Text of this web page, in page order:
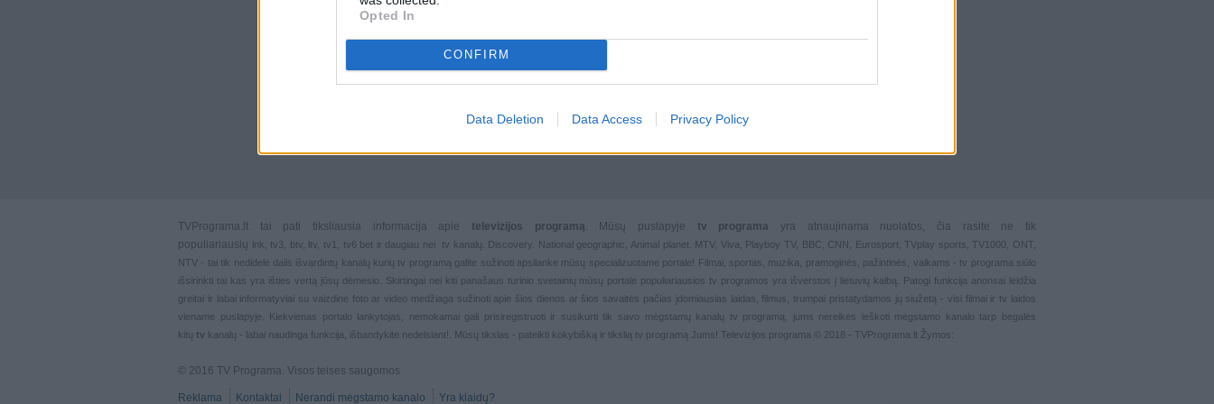
Opted In
CONFIRM
Data Deletion Data Access Privacy Policy
TVPrograma.lt tai pati tiksliausia informacija apie televizijos programą. Mūsų puslapyje tv programa
yra atnaujinama nuolatos, čia rasite ne tik
populiariausių lnk tv3 btv, ltv tv1 tv6 bet ir daugiau nei tv kanalų. Discovery. National geographic, Animal planet. MTV, Viva, Playboy TV, BBC, CNN, Eurosport, TVplay sports , TV1000, ONT,
NTV - tai tik nedidelė dalis išvardintų kanalų kurių tv programą galite sužinoti apsilanke mūsų specializuotame portale! Filmai, sportas muzika pramoginės pažintinės vaikams - tv programa siūlo
išsirinkti tai kas yra išties vertą jūsų dėmesio. Skirtingai nei kiti panašaus turinio svetainių mūsų portale populiariausios tv programos yra išverstos į lietuvių kalbą. Patogi funkcija anonsai leidžia
greitai ir labai informatyviai su vaizdine foto ar video medžiaga sužinoti apie šios dienos ar šios savaitės pačias įdomiausias laidas, filmus, trumpai pristatydamos jų siužetą - visi filmai ir tv laidos
viename puslapyje. Kiekvienas portalo lankytojas, nemokamai gali prisiregistruoti ir susikurti tik savo mėgstamų kanalų
tv programą, jums nereikės ieškoti mėgstamo kanalo tarp begalės
kitų tv kanalų - labai naudinga funkcija, išbandykite nedelsiant!. Mūsų tikslas - pateikti kokybišką ir tikslią tv programą Jums! Televizijos programa © 2018 - TVPrograma.lt Žymos:
© 2016 TV Programa. Visos teises saugomos
Reklama Kontaktai Nerandi mėgstamo kanalo Yra klaidų?